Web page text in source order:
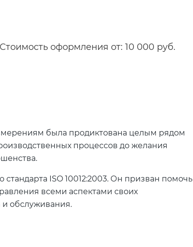
Стоимость оформления от: 10 000 руб.
была продиктована целым рядом
процессов до желания
ISO 10012:2003. Он призван помочь
всеми аспектами своих
и обслуживания.